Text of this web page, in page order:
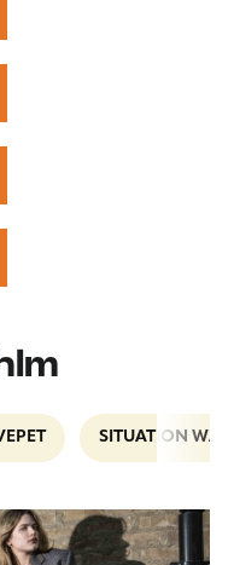
SITUATION